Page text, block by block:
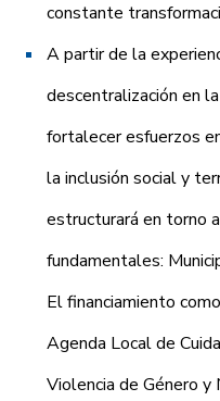
constante
A partir de la
descentralización en
fortalecer esfuerzos
la inclusión social y
estructurará en torno
fundamentales:
El financiamiento
Agenda Local de
Violencia de Género y